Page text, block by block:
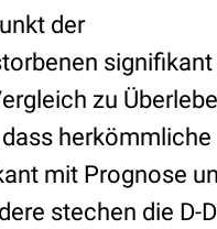
der
zu
herkömmliche
mit Prognose
stechen die D-